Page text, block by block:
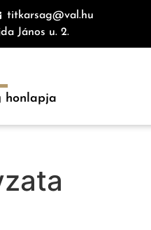
titkarsag@val.hu
János u. 2.
honlapja